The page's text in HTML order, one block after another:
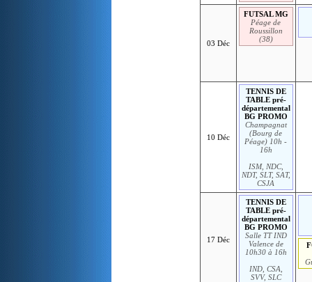
03 Déc
FUTSAL MG
Péage de
Roussillon
(38)
10 Déc
TENNIS DE
TABLE pré-
départemental
BG PROMO
Champagnat
(Bourg de
Péage) 10h -
16h
ISM, NDC,
NDT, SLT, SAT,
CSJA
17 Déc
TENNIS DE
TABLE pré-
départemental
BG PROMO
Salle TT IND
Valence de
10h30 à 16h
IND, CSA,
SVV, SLC